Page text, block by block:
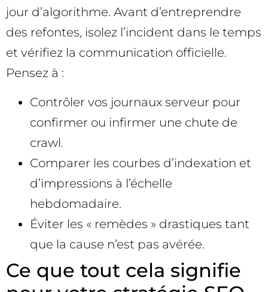
jour d’algorithme. Avant d’entreprendre
des refontes, isolez l’incident dans le temps
et vérifiez la communication officielle.
Pensez à :
Contrôler vos journaux serveur pour
confirmer ou infirmer une chute de
crawl.
Comparer les courbes d’indexation et
d’impressions à l’échelle
hebdomadaire.
Éviter les « remèdes » drastiques tant
que la cause n’est pas avérée.
Ce que tout cela signifie